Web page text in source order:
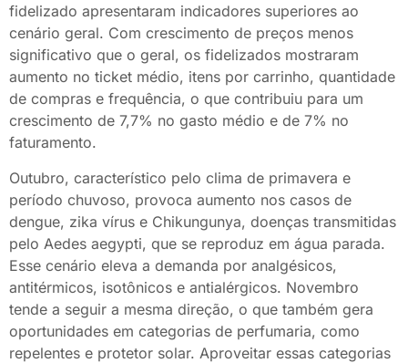
fidelizado apresentaram indicadores superiores ao
cenário geral. Com crescimento de preços menos
significativo que o geral, os fidelizados mostraram
aumento no ticket médio, itens por carrinho, quantidade
de compras e frequência, o que contribuiu para um
crescimento de 7,7% no gasto médio e de 7% no
faturamento.
Outubro, característico pelo clima de primavera e
período chuvoso, provoca aumento nos casos de
dengue, zika vírus e Chikungunya, doenças transmitidas
pelo Aedes aegypti, que se reproduz em água parada.
Esse cenário eleva a demanda por analgésicos,
antitérmicos, isotônicos e antialérgicos. Novembro
tende a seguir a mesma direção, o que também gera
oportunidades em categorias de perfumaria, como
repelentes e protetor solar. Aproveitar essas categorias